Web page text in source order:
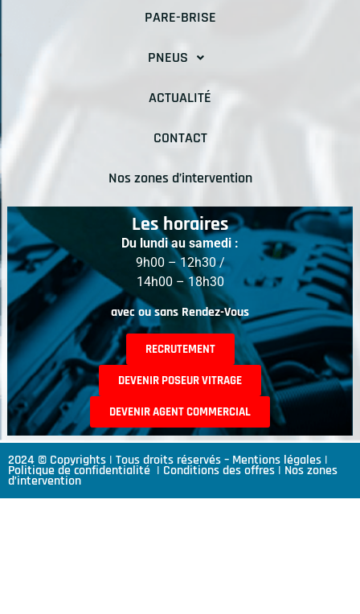
PARE-BRISE
PNEUS
ACTUALITÉ
CONTACT
Nos zones d’intervention
Les horaires
Du lundi au samedi :
9h00 – 12h30 /
14h00 – 18h30
avec ou sans Rendez-Vous
RECRUTEMENT
DEVENIR POSEUR VITRAGE
DEVENIR AGENT COMMERCIAL
2024 © Copyrights | Tous droits réservés – Mentions légales |
Politique de confidentialité | Conditions des offres | Nos zones
d’intervention